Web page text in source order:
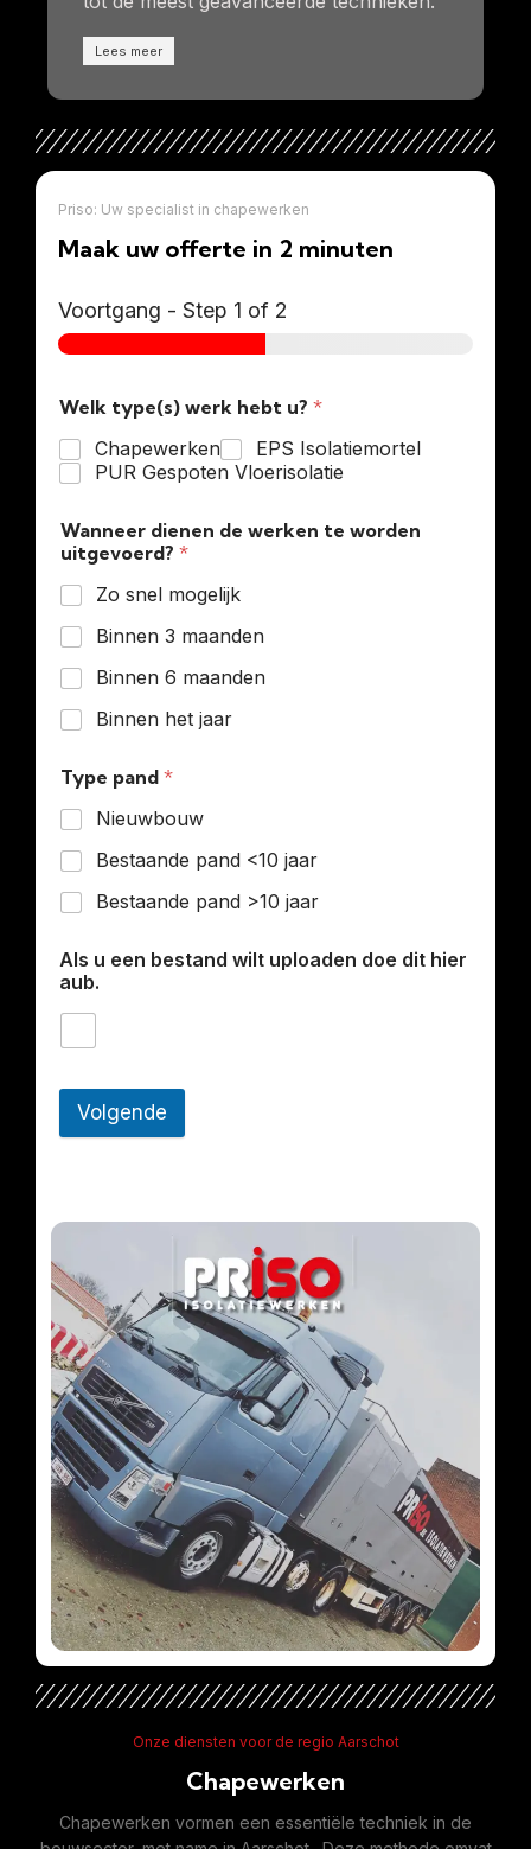
Lees meer
Priso: Uw specialist in chapewerken
Maak uw offerte in 2 minuten
Voortgang - Step 1 of 2
Welk type(s) werk hebt u? *
Chapewerken
EPS Isolatiemortel
PUR Gespoten Vloerisolatie
Wanneer dienen de werken te worden
uitgevoerd? *
Zo snel mogelijk
Binnen 3 maanden
Binnen 6 maanden
Binnen het jaar
Type pand *
Nieuwbouw
Bestaande pand <10 jaar
Bestaande pand >10 jaar
Als u een bestand wilt uploaden doe dit hier
aub.
Volgende
Onze diensten voor de regio Aarschot
Chapewerken
Chapewerken vormen een essentiële techniek in de